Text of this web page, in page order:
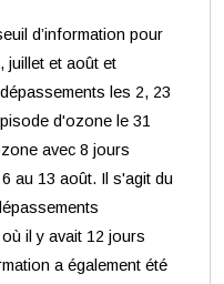
d’information pour
juillet et août et
les 2, 23
d'ozone le 31
avec 8 jours
au 13 août. Il s'agit du
il y avait 12 jours
a également été